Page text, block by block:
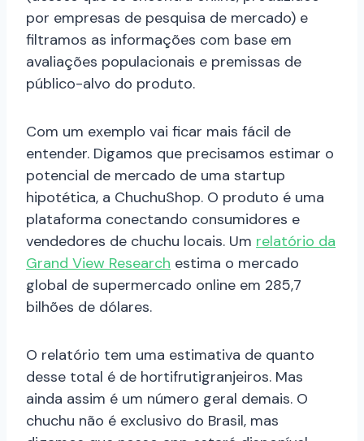
por empresas de pesquisa de mercado) e
filtramos as informações com base em
avaliações populacionais e premissas de
público-alvo do produto.
Com um exemplo vai ficar mais fácil de
entender. Digamos que precisamos estimar o
potencial de mercado de uma startup
hipotética, a ChuchuShop. O produto é uma
plataforma conectando consumidores e
vendedores de chuchu locais. Um relatório da
Grand View Research estima o mercado
global de supermercado online em 285,7
bilhões de dólares.
O relatório tem uma estimativa de quanto
desse total é de hortifrutigranjeiros. Mas
ainda assim é um número geral demais. O
chuchu não é exclusivo do Brasil, mas